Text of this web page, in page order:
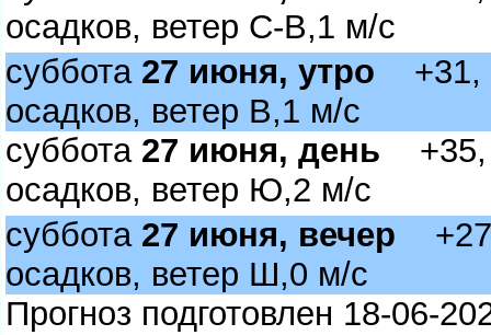
осадков, ветер С-В,1 м/с
суббота 27 июня, утро +31,
осадков, ветер В,1 м/с
суббота 27 июня, день +35,
осадков, ветер Ю,2 м/с
суббота 27 июня, вечер
осадков, ветер Ш,0 м/с
Прогноз подготовлен 18-06-